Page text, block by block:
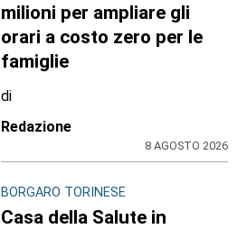
milioni per ampliare gli
orari a costo zero per le
famiglie
di
Redazione
8 AGOSTO 2026
BORGARO TORINESE
Casa della Salute in